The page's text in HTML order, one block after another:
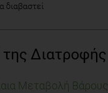
διαβαστεί
Διατροφής
Μεταβολή Βάρους